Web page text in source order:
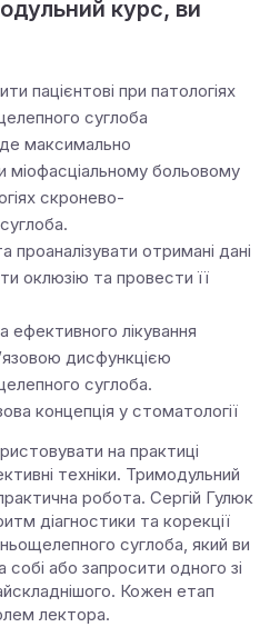
курс, ви
пацієнтові при патологіях
суглоба
максимально
міофасціальному больовому
скронево-
отримані дані
оклюзію та провести її
лікування
дисфункцією
суглоба.
концепція у стоматології
на практиці
техніки. Тримодульний
робота. Сергій Гулюк
діагностики та корекції
суглоба, який ви
або запросити одного зі
Кожен етап
лектора.